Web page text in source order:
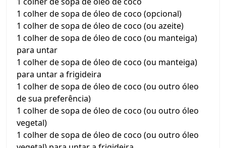
1 colher de sopa de óleo de coco (opcional)
1 colher de sopa de óleo de coco (ou azeite)
1 colher de sopa de óleo de coco (ou manteiga)
para untar
1 colher de sopa de óleo de coco (ou manteiga)
para untar a frigideira
1 colher de sopa de óleo de coco (ou outro óleo
de sua preferência)
1 colher de sopa de óleo de coco (ou outro óleo
vegetal)
1 colher de sopa de óleo de coco (ou outro óleo